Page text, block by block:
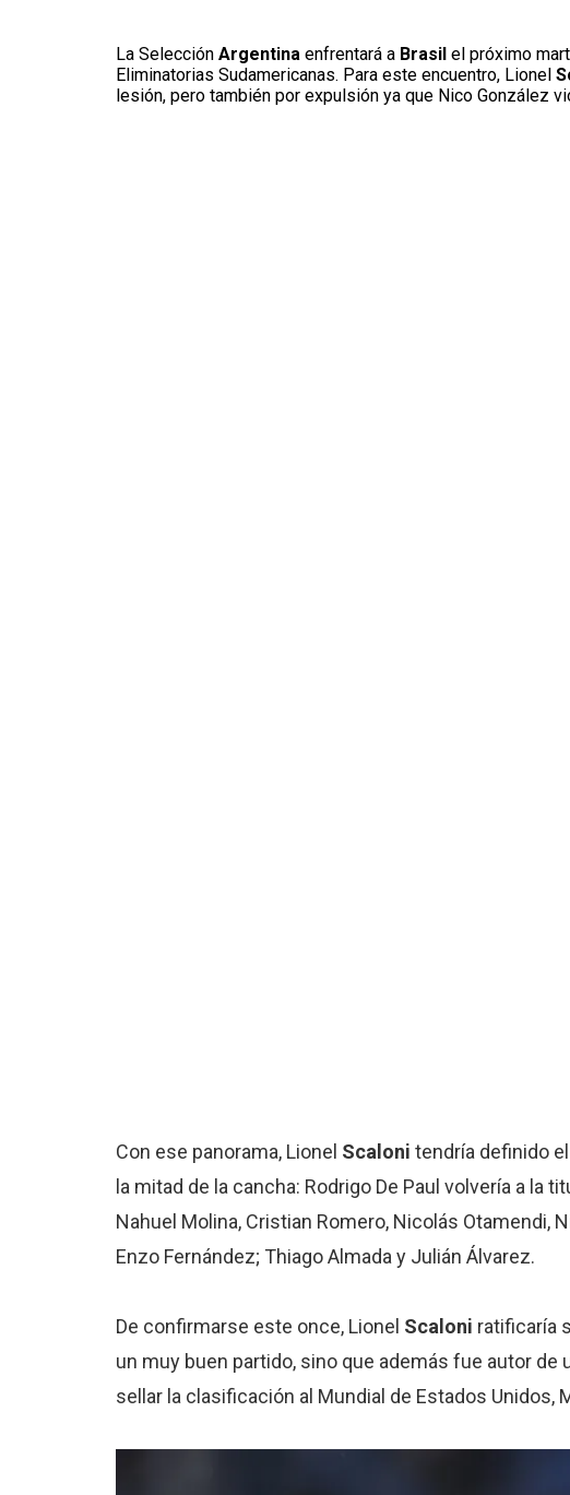
La SelecciónArgentina enfrentará aBrasilel próximo
Eliminatorias Sudamericanas. Para este encuentro, Lionel
lesión, pero también por expulsión ya que Nico González
Con ese panorama, Lionel Scaloni tendría definido
la mitad de la cancha: Rodrigo De Paul volvería a la
Nahuel Molina, Cristian Romero, Nicolás Otamendi,
Enzo Fernández; Thiago Almada y Julián Álvarez.
De confirmarse este once, Lionel Scaloni ratificaría
un muy buen partido, sino que además fue autor
sellar la clasificación al Mundial de Estados Unidos,